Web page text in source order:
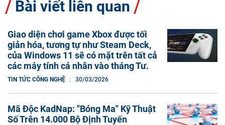
Bài viết liên quan
Giao diện chơi game Xbox được tối
giản hóa, tương tự như Steam Deck,
của Windows 11 sẽ có mặt trên tất cả
các máy tính cá nhân vào tháng Tư.
TIN TỨC CÔNG NGHỆ 30/03/2026
Mã Độc KadNap: "Bóng Ma" Kỹ Thuật
Số Trên 14.000 Bộ Định Tuyến